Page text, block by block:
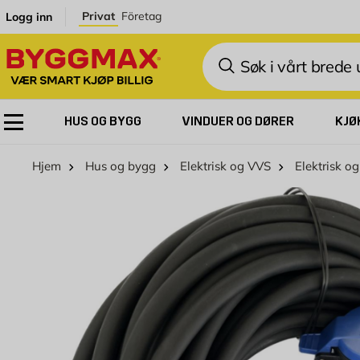
Logg inn Privat Företag
Søk
HUS OG BYGG VINDUER OG DØRER
Hjem Hus og bygg Elektrisk og VVS Elektrisk